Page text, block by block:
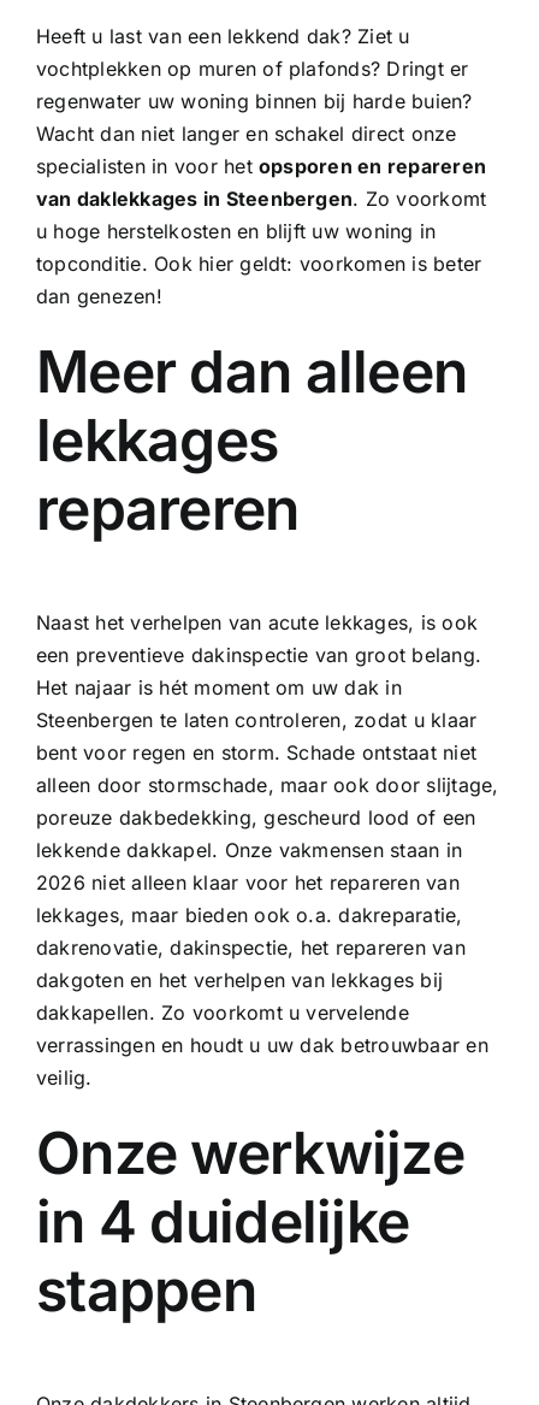
Heeft u last van een lekkend dak? Ziet u
vochtplekken op muren of plafonds? Dringt er
regenwater uw woning binnen bij harde buien?
Wacht dan niet langer en schakel direct onze
specialisten in voor het opsporen en repareren
van daklekkages in Steenbergen. Zo voorkomt
u hoge herstelkosten en blijft uw woning in
topconditie. Ook hier geldt: voorkomen is beter
dan genezen!
Meer dan alleen
lekkages
repareren
Naast het verhelpen van acute lekkages, is ook
een preventieve dakinspectie van groot belang.
Het najaar is hét moment om uw dak in
Steenbergen te laten controleren, zodat u klaar
bent voor regen en storm. Schade ontstaat niet
alleen door stormschade, maar ook door slijtage,
poreuze dakbedekking, gescheurd lood of een
lekkende dakkapel. Onze vakmensen staan in
2026 niet alleen klaar voor het repareren van
lekkages, maar bieden ook o.a.dakreparatie,
dakrenovatie,dakinspectie, het repareren van
dakgotenen het verhelpen van lekkages bij
dakkapellen. Zo voorkomt u vervelende
verrassingen en houdt u uw dak betrouwbaar en
veilig.
Onze werkwijze
in 4 duidelijke
stappen